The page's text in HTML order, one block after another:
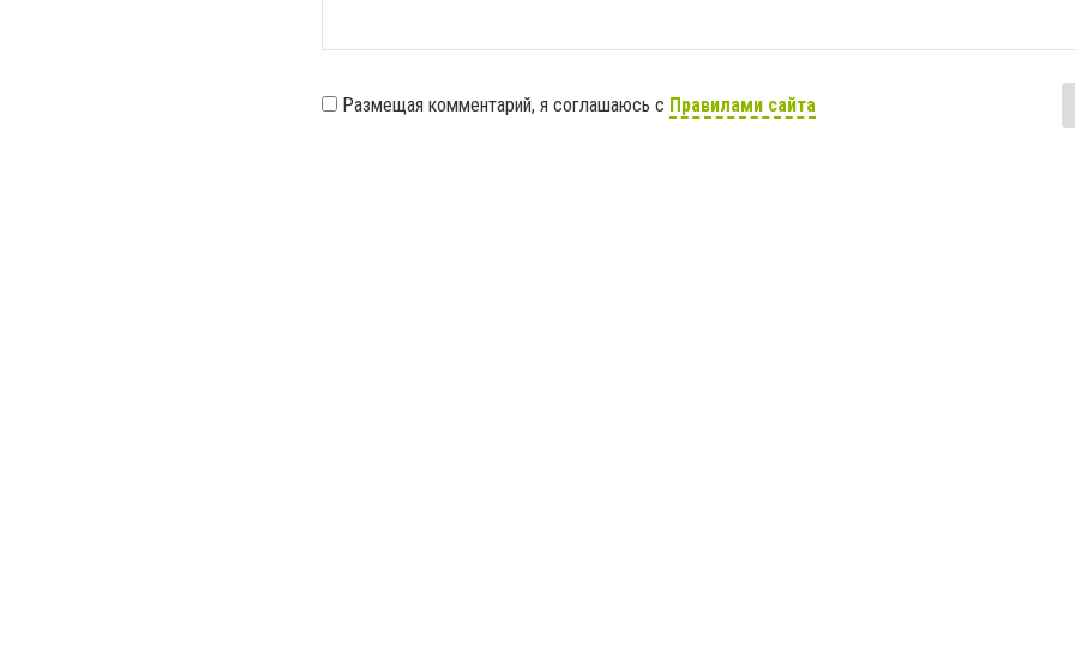
Размещая комментарий, я соглашаюсь с Правилами сайта